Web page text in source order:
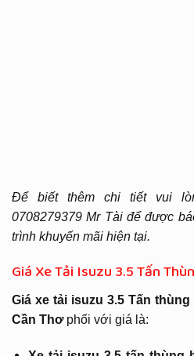
Để biết thêm chi tiết vui
0708279379 Mr Tài để được
trình khuyến mãi hiện tại.
Giá Xe Tải Isuzu 3.5 Tấn
Giá xe tải isuzu 3.5 Tấn thùng
Cần Thơphối với giá là: